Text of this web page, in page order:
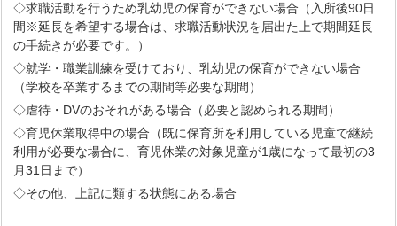
◇求職活動を行うため乳幼児の保育ができない場合（入所後90日
間※延長を希望する場合は、求職活動状況を届出た上で期間延長
の手続きが必要です。）
◇就学・職業訓練を受けており、乳幼児の保育ができない場合
（学校を卒業するまでの期間等必要な期間）
◇虐待・DVのおそれがある場合（必要と認められる期間）
◇育児休業取得中の場合（既に保育所を利用している児童で継続
利用が必要な場合に、育児休業の対象児童が1歳になって最初の3
月31日まで）
◇その他、上記に類する状態にある場合